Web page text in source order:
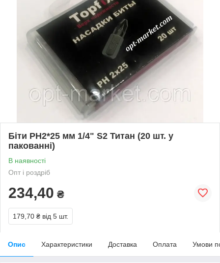
Біти PH2*25 мм 1/4" S2 Титан (20 шт. у
пакованні)
В наявності
Опт і роздріб
234,40 ₴
179,70 ₴ від 5 шт.
Опис Характеристики Доставка Оплата Умови